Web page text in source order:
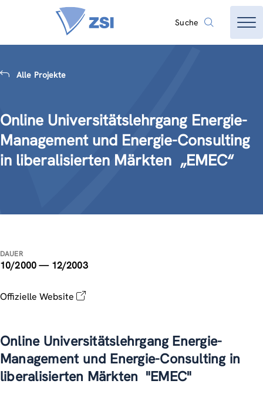
Suche
Alle Projekte
Online Universitätslehrgang Energie-
Management und Energie-Consulting
in liberalisierten Märkten  „EMEC“
DAUER
10/2000 — 12/2003
Offizielle Website
Online Universitätslehrgang Energie-
Management und Energie-Consulting in
liberalisierten Märkten  "EMEC"